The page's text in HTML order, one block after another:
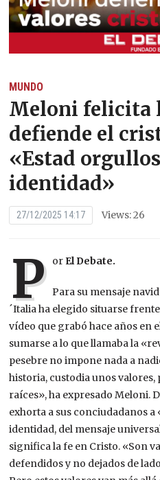
MUNDO
Meloni felicita
defiende el
«Estad
identidad»
27/12/2025 14:17 Views: 26
P or El Debate.
Para su mensaje
´Italia ha elegido situarse
vídeo que grabó hace años en
sumarse a lo que llamaba la
pesebre no impone nada a
historia, custodia unos
raíces», ha expresado Meloni.
exhorta a sus conciudadanos
identidad, del mensaje
significa la fe en Cristo. «Son
defendidos y no dejados de